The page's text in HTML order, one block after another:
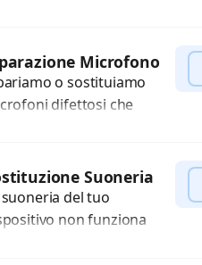
con problemi
immagini sfocate,
a...
Microfono
o sostituiamo
difettosi che
chiamate. Diagnosi
e ricambi di...
Suoneria
suoneria del tuo
non funziona